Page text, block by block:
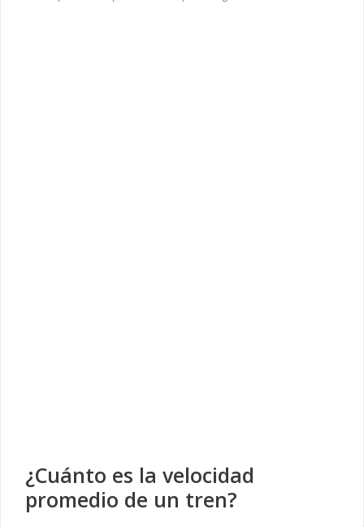
¿Cuánto es la velocidad
promedio de un tren?